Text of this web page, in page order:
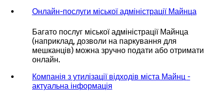
Онлайн-послуги міської адміністрації Майнца
Багато послуг міської адміністрації Майнца
(наприклад, дозволи на паркування для
мешканців) можна зручно подати або отримати
онлайн.
Компанія з утилізації відходів міста Майнц -
актуальна інформація